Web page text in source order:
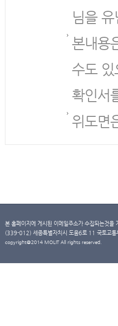
님을
본내용
수도
확인서
위도면
본 홈페이지에 게시된 이메일주소가 수집되는것을
(339-012) 세종특별자치시 도움6로 11 국토교
copyright@2014 MOLIT All rights reserved.